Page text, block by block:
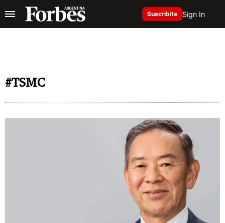
Suscribite Sign In
#TSMC